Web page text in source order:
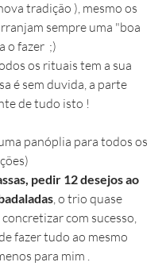
tradição ), mesmo os
sempre uma "boa
o fazer  ;)
é sem duvida, a parte
de tudo isto !
panóplia para todos os
pedir 12 desejos ao
, o trio quase
com sucesso,
fazer tudo ao mesmo
para mim .